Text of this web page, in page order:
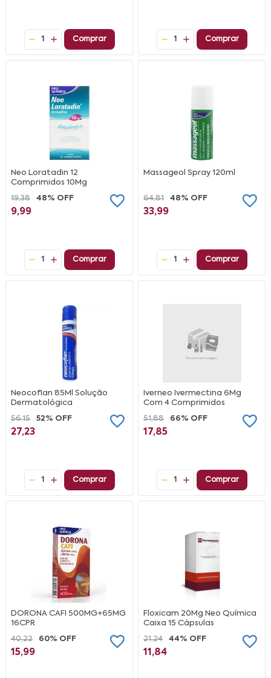
1 Comprar 1 Comprar
Neo Loratadin 12
Comprimidos 10Mg
19,38
48% OFF
9,99
1 Comprar
Massageol Spray 120ml
64,81 48% OFF
33,99
1 Comprar
Neocoflan 85Ml Solução
Dermatológica
56,15
52% OFF
27,23
1 Comprar
Iverneo Ivermectina 6Mg
Com 4 Comprimidos
51,88
66% OFF
17,85
1 Comprar
DORONA CAFI 500MG+65MG
16CPR
40,22
60% OFF
15,99
Floxicam 20Mg Neo Química
Caixa 15 Cápsulas
21,24
44% OFF
11,84